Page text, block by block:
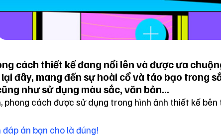
cách thiết kế đang nổi lên và được ưa
đây, mang đến sự hoài cổ và táo bạo trong
như sử dụng màu sắc, văn bản...
phong cách được sử dụng trong hình ảnh thiết kế bên
đáp án bạn cho là đúng!